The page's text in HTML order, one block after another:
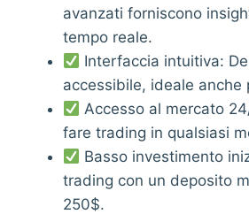
avanzati forniscono
tempo reale.
Interfaccia intuitiva:
accessibile, ideale anche
Accesso al mercato
fare trading in qualsiasi
Basso investimento
trading con un deposito
250$.